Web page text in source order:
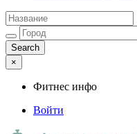
×
Фитнес инфо
Войти